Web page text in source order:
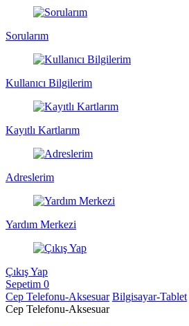
Sorularım
Kullanıcı Bilgilerim
Kayıtlı Kartlarım
Adreslerim
Yardım Merkezi
Çıkış Yap
Sepetim 0
Cep Telefonu-Aksesuar Bilgisayar-Tablet
Cep Telefonu-Aksesuar